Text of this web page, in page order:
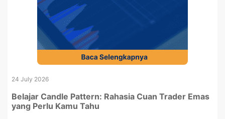
24 July 2026
Belajar Candle Pattern: Rahasia Cuan Trader Emas
yang Perlu Kamu Tahu